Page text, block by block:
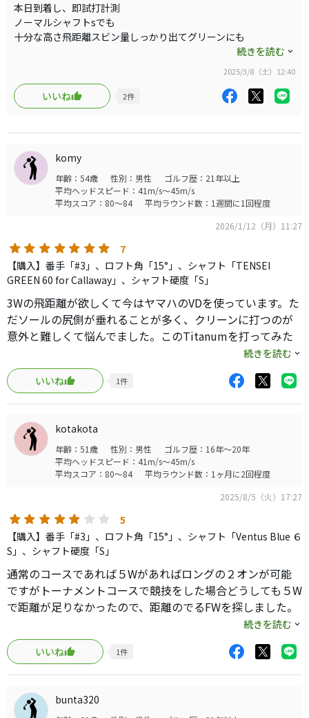
打音が別モデルかと
思うくらい違い
素材が違うのか？
価格は高いですが
日本人にはJPモデル
勝手に思い
います。
安物買いの
何とかにならない
ように···
参考まで
本日到着し、即試打計測
ノーマルシャフトsでも
十分な高さ飛距離スビン量しっかり出てグリーンにも
これ最高です。
シャフトV2 7sに刺し替え
ただお値段が
FWで88000と高価な
買い物でしたが、
これはイイね！
続きを読む
2025/3/8（土）12:40
いいね 2件
komy
年齢：54歳 性別：男性
ゴルフ歴：21年以上
平均ヘッドスピード：41m/s～45m/s
平均スコア：80～84
平均ラウンド数：1週間に1回程度
2026/1/12（月）11:27
7
【購入】番手「#3」、ロフト角「15°」、シャフト「TENSEI
GREEN 60 for Callaway」、シャフト硬度「S」
3Wの飛距離が欲しくて今はヤマハのVDを使っています。た
だソールの尻側が垂れることが多く、クリーンに打つのが
意外と難しくて悩んでました。このTitanumを打ってみた
ら全く垂れず、狙い通りのロフトで当てやすい事に驚き。
更にいうとダフリ気味に入っても抜けが良く、ほとんどミ
スにならない。狙った飛距離が安定して出るようになっ
た。シャフトは純正は確かに柔らかめだけれども、先がや
や走る味付けになっていて球を拾いやすい。私のHSだとむ
しろこのままで良いかもしれない。あまりにも良すぎて5W
を追加しました。高いけどその価値はあります。
続きを読む
いいね
1件
kotakota
年齢：51歳 性別：男性
ゴルフ歴：16年～20年
平均ヘッドスピード：41m/s～45m/s
平均スコア：80～84
平均ラウンド数：1ヶ月に2回程度
2025/8/5（火）17:27
5
【購入】番手「#3」、ロフト角「15°」、シャフト「Ventus Blue ６
S」、シャフト硬度「S」
通常のコースであれば５Wがあればロングの２オンが可能
ですがトーナメントコースで競技をした場合どうしても５W
で距離が足りなかったので、距離のでるFWを探しました。
目的としては狭い場所でのティーショット、PAR5での２オ
ンを目的としたため、せっかく３Wを買うならとにかく飛
ぶウッドを探しました。
素材としてはTitaniumが飛ぶと言う事で、テーラーとPing
も候補に上がりましたが、テーラーの難しさ、Pingのすご
い打音ということもあり、Callawayにしました。
続きを読む
いいね
1件
bunta320